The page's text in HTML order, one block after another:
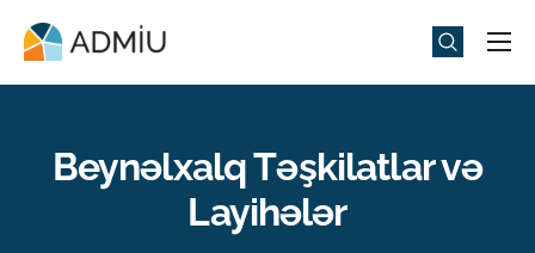
Universitet
Media
Beynəlxalq Təşkilatlar və
Layihələr